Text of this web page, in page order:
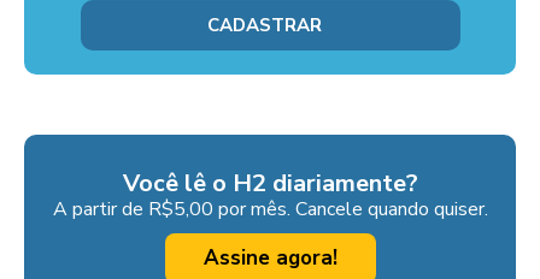
Você lê o H2 diariamente?
A partir de R$5,00 por mês. Cancele quando quiser.
Assine agora!